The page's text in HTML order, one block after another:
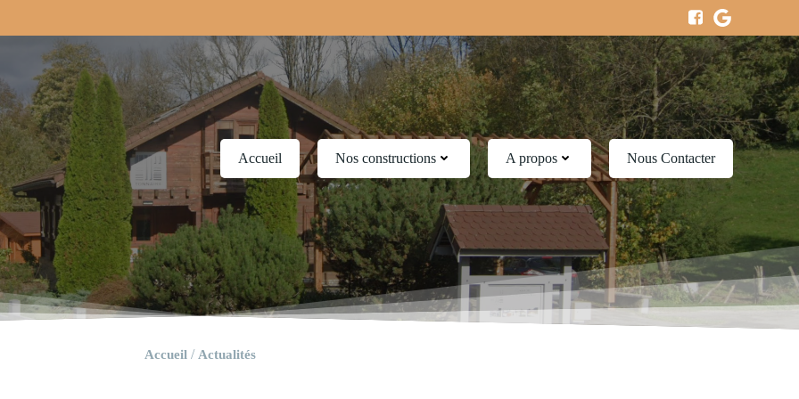
Accueil Nos constructions A propos Nous Contacter
Accueil / Actualités